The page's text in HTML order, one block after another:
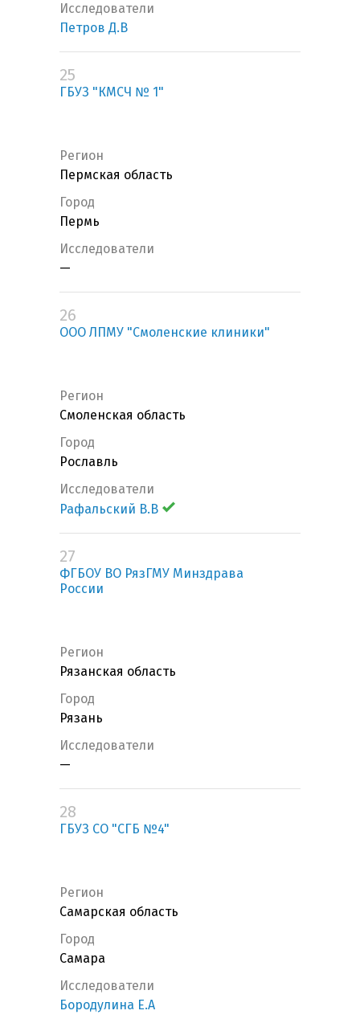
Исследователи
Петров Д.В
25
ГБУЗ "КМСЧ № 1"
Регион
Пермская область
Город
Пермь
Исследователи
—
26
ООО ЛПМУ "Смоленские клиники"
Регион
Смоленская область
Город
Рославль
Исследователи
Рафальский В.В
27
ФГБОУ ВО РязГМУ Минздрава
России
Регион
Рязанская область
Город
Рязань
Исследователи
—
28
ГБУЗ СО "СГБ №4"
Регион
Самарская область
Город
Самара
Исследователи
Бородулина Е.А